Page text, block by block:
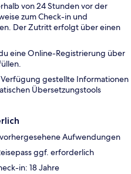
von 24 Stunden vor der
zum Check-in und
Der Zutritt erfolgt über einen
eine Online-Registrierung über
gestellte Informationen
Übersetzungstools
Aufwendungen
ggf. erforderlich
in: 18 Jahre